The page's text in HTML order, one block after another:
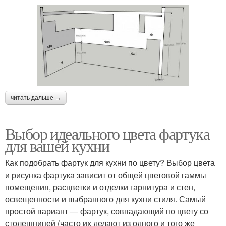
читать дальше →
Выбор идеального цвета фартука
для вашей кухни
Как подобрать фартук для кухни по цвету? Выбор цвета
и рисунка фартука зависит от общей цветовой гаммы
помещения, расцветки и отделки гарнитура и стен,
освещенности и выбранного для кухни стиля. Самый
простой вариант ― фартук, совпадающий по цвету со
столешницей (часто их делают из одного и того же